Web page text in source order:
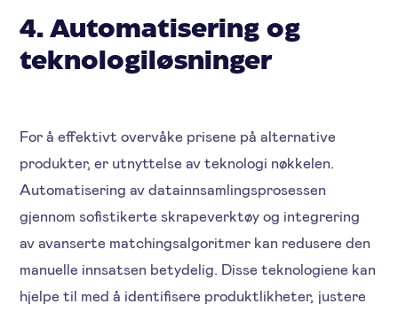
4. Automatisering og
teknologiløsninger
For å effektivt overvåke prisene på alternative
produkter, er utnyttelse av teknologi nøkkelen.
Automatisering av datainnsamlingsprosessen
gjennom sofistikerte skrapeverktøy og integrering
av avanserte matchingsalgoritmer kan redusere den
manuelle innsatsen betydelig. Disse teknologiene kan
hjelpe til med å identifisere produktlikheter, justere